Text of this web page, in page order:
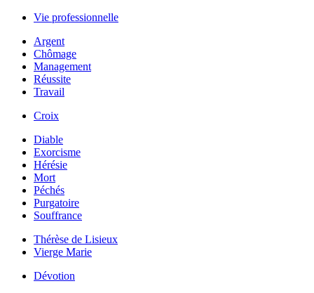
Vie professionnelle
Argent
Chômage
Management
Réussite
Travail
Croix
Diable
Exorcisme
Hérésie
Mort
Péchés
Purgatoire
Souffrance
Thérèse de Lisieux
Vierge Marie
Dévotion